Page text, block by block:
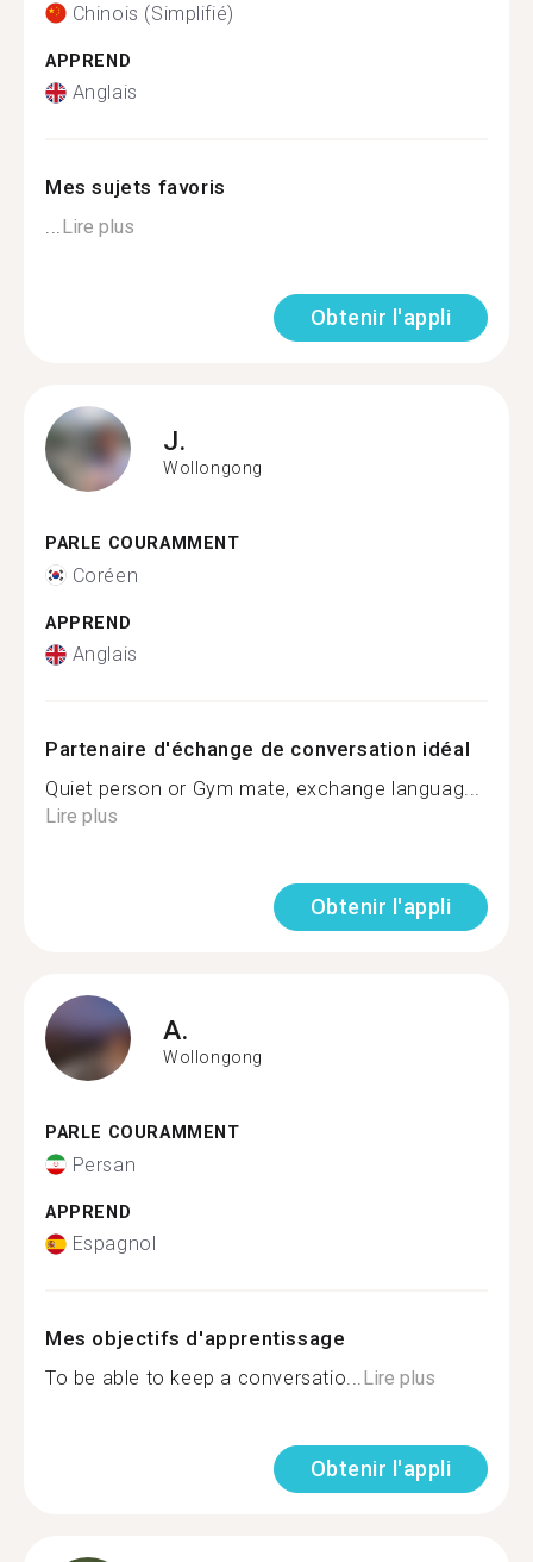
Chinois (Simplifié)
APPREND
Anglais
Mes sujets favoris
...Lire plus
Obtenir l'appli
J.
Wollongong
PARLE COURAMMENT
Coréen
APPREND
Anglais
Partenaire d'échange de conversation idéal
Quiet person or Gym mate, exchange languag...
Lire plus
Obtenir l'appli
A.
Wollongong
PARLE COURAMMENT
Persan
APPREND
Espagnol
Mes objectifs d'apprentissage
To be able to keep a conversatio...Lire plus
Obtenir l'appli